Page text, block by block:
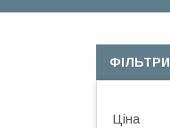
ФІЛЬТРИ
Ціна